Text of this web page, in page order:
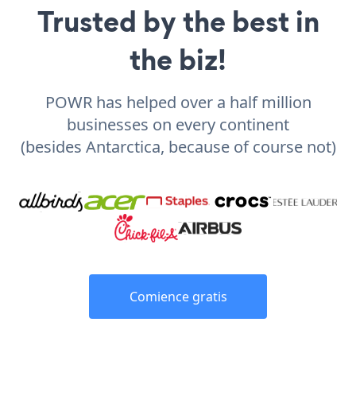
Trusted by the best in
the biz!
POWR has helped over a half million
businesses on every continent
(besides Antarctica, because of course not)
Comience gratis